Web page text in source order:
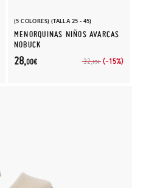
(5 COLORES) (TALLA 25 - 45)
MENORQUINAS NIÑOS AVARCAS
NOBUCK
32,95€ (-15%)
28,00€